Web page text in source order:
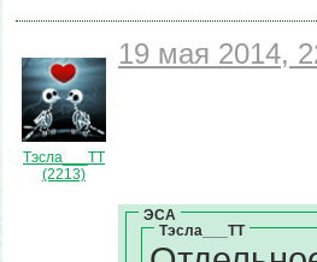
Тэсла___ТТ
(2213)
19 мая 2014,
ЭСА
Тэсла___ТТ